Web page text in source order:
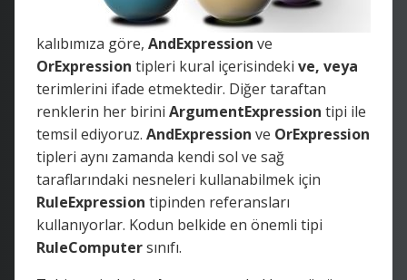
kalıbımıza göre, AndExpression ve
OrExpression tipleri kural içerisindeki ve, veya
terimlerini ifade etmektedir. Diğer taraftan
renklerin her birini ArgumentExpression tipi ile
temsil ediyoruz. AndExpression ve OrExpression
tipleri aynı zamanda kendi sol ve sağ
taraflarındaki nesneleri kullanabilmek için
RuleExpression tipinden referansları
kullanıyorlar. Kodun belkide en önemli tipi
RuleComputersınıfı.